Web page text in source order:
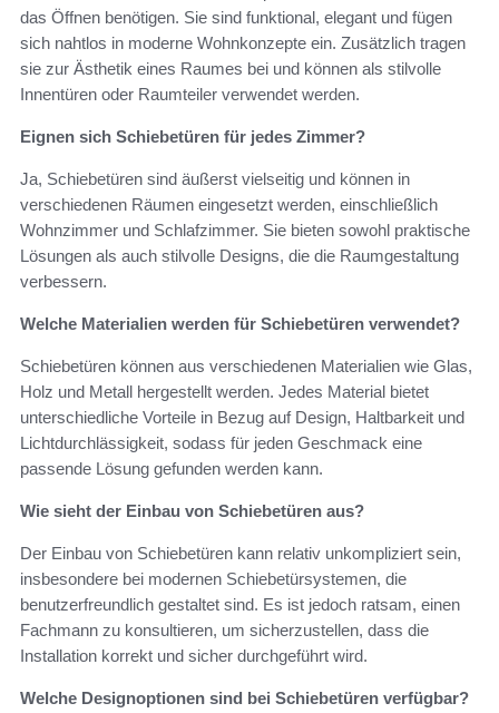
das Öffnen benötigen. Sie sind funktional, elegant und fügen
sich nahtlos in moderne Wohnkonzepte ein. Zusätzlich tragen
sie zur Ästhetik eines Raumes bei und können als stilvolle
Innentüren oder Raumteiler verwendet werden.
Eignen sich Schiebetüren für jedes Zimmer?
Ja, Schiebetüren sind äußerst vielseitig und können in
verschiedenen Räumen eingesetzt werden, einschließlich
Wohnzimmer und Schlafzimmer. Sie bieten sowohl praktische
Lösungen als auch stilvolle Designs, die die Raumgestaltung
verbessern.
Welche Materialien werden für Schiebetüren verwendet?
Schiebetüren können aus verschiedenen Materialien wie Glas,
Holz und Metall hergestellt werden. Jedes Material bietet
unterschiedliche Vorteile in Bezug auf Design, Haltbarkeit und
Lichtdurchlässigkeit, sodass für jeden Geschmack eine
passende Lösung gefunden werden kann.
Wie sieht der Einbau von Schiebetüren aus?
Der Einbau von Schiebetüren kann relativ unkompliziert sein,
insbesondere bei modernen Schiebetürsystemen, die
benutzerfreundlich gestaltet sind. Es ist jedoch ratsam, einen
Fachmann zu konsultieren, um sicherzustellen, dass die
Installation korrekt und sicher durchgeführt wird.
Welche Designoptionen sind bei Schiebetüren verfügbar?